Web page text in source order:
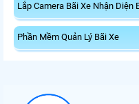
Lắp Camera Bãi Xe Nhận Diện
Phần Mềm Quản Lý Bãi Xe